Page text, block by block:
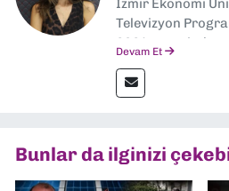
İzmir Ekonomi
Televizyon
2024 senesinde
editörlük
Devam Et
Bunlar da ilginizi